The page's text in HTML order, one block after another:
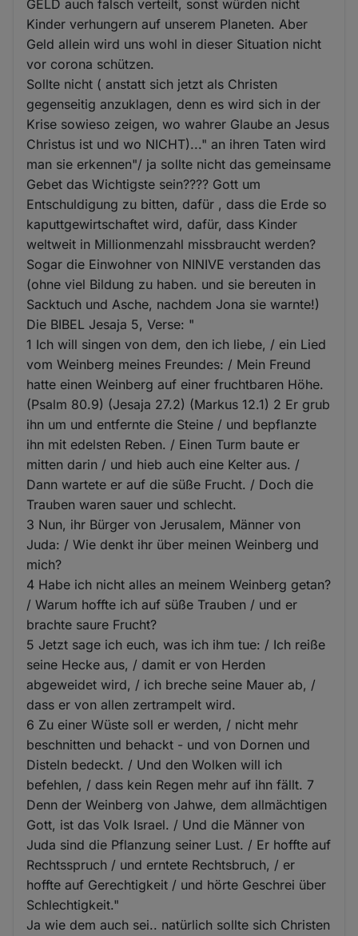
GELD auch falsch verteilt, sonst würden nicht
Kinder verhungern auf unserem Planeten. Aber
Geld allein wird uns wohl in dieser Situation nicht
vor corona schützen.
Sollte nicht ( anstatt sich jetzt als Christen
gegenseitig anzuklagen, denn es wird sich in der
Krise sowieso zeigen, wo wahrer Glaube an Jesus
Christus ist und wo NICHT)..." an ihren Taten wird
man sie erkennen"/ ja sollte nicht das gemeinsame
Gebet das Wichtigste sein???? Gott um
Entschuldigung zu bitten, dafür , dass die Erde so
kaputtgewirtschaftet wird, dafür, dass Kinder
weltweit in Millionmenzahl missbraucht werden?
Sogar die Einwohner von NINIVE verstanden das
(ohne viel Bildung zu haben. und sie bereuten in
Sacktuch und Asche, nachdem Jona sie warnte!)
Die BIBEL Jesaja 5, Verse: "
1 Ich will singen von dem, den ich liebe, / ein Lied
vom Weinberg meines Freundes: / Mein Freund
hatte einen Weinberg auf einer fruchtbaren Höhe.
(Psalm 80.9) (Jesaja 27.2) (Markus 12.1) 2 Er grub
ihn um und entfernte die Steine / und bepflanzte
ihn mit edelsten Reben. / Einen Turm baute er
mitten darin / und hieb auch eine Kelter aus. /
Dann wartete er auf die süße Frucht. / Doch die
Trauben waren sauer und schlecht.
3 Nun, ihr Bürger von Jerusalem, Männer von
Juda: / Wie denkt ihr über meinen Weinberg und
mich?
4 Habe ich nicht alles an meinem Weinberg getan?
/ Warum hoffte ich auf süße Trauben / und er
brachte saure Frucht?
5 Jetzt sage ich euch, was ich ihm tue: / Ich reiße
seine Hecke aus, / damit er von Herden
abgeweidet wird, / ich breche seine Mauer ab, /
dass er von allen zertrampelt wird.
6 Zu einer Wüste soll er werden, / nicht mehr
beschnitten und behackt - und von Dornen und
Disteln bedeckt. / Und den Wolken will ich
befehlen, / dass kein Regen mehr auf ihn fällt. 7
Denn der Weinberg von Jahwe, dem allmächtigen
Gott, ist das Volk Israel. / Und die Männer von
Juda sind die Pflanzung seiner Lust. / Er hoffte auf
Rechtsspruch / und erntete Rechtsbruch, / er
hoffte auf Gerechtigkeit / und hörte Geschrei über
Schlechtigkeit."
Ja wie dem auch sei.. natürlich sollte sich Christen